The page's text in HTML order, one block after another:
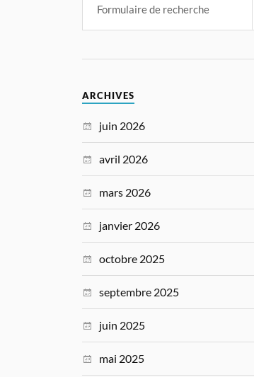
ARCHIVES
juin 2026
avril 2026
mars 2026
janvier 2026
octobre 2025
septembre 2025
juin 2025
mai 2025